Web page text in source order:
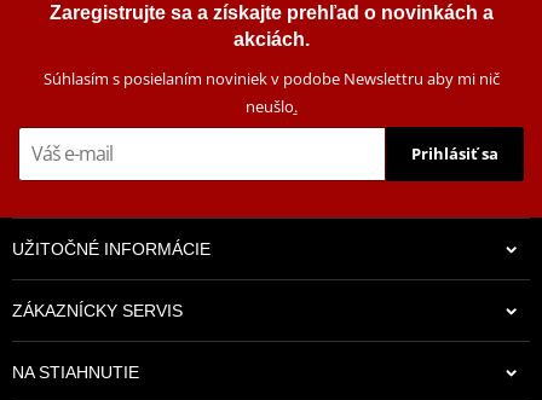
Zaregistrujte sa a získajte prehľad o novinkách a
akciách.
Súhlasím s posielaním noviniek v podobe Newslettru aby mi nič
neušlo.
Prihlásiť sa
UŽITOČNÉ INFORMÁCIE
ZÁKAZNÍCKY SERVIS
NA STIAHNUTIE